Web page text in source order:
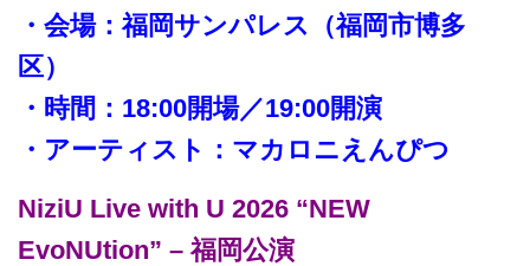
・会場：福岡サンパレス（福岡市博多
区）
・時間：18:00開場／19:00開演
・アーティスト：マカロニえんぴつ
NiziU Live with U 2026 “NEW
EvoNUtion” – 福岡公演